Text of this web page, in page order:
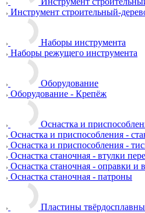
Инструмент строительный-
Наборы инструмента
Наборы режущего инструмента
Оборудование
Оборудование - Крепёж
Оснастка и
Оснастка и приспособления -
Оснастка и приспособления -
Оснастка станочная - втулки
Оснастка станочная - оправки и
Оснастка станочная - патроны
Пластины